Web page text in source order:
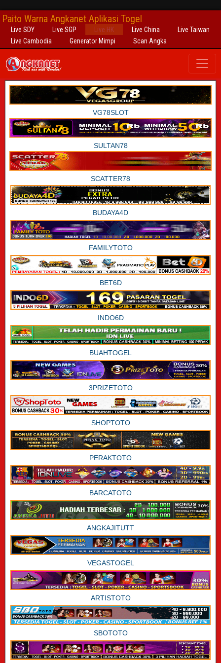
Paito Warna Angkanet Aplikasi Togel
Live SDY Live SGP Live HK Live China
Live Taiwan
Live Cambodia
Generator Mimpi Scan Angka
VG78SLOT
SULTAN78
SCATTER78
BUDAYA4D
FAMILYTOTO
BET6D
INDO6D
BUAHTOGEL
3PRIZETOTO
SHOPTOTO
PERAKTOTO
BARCATOTO
ANGKAJITUTT
VEGASTOGEL
ARTISTOTO
SBOTOTO